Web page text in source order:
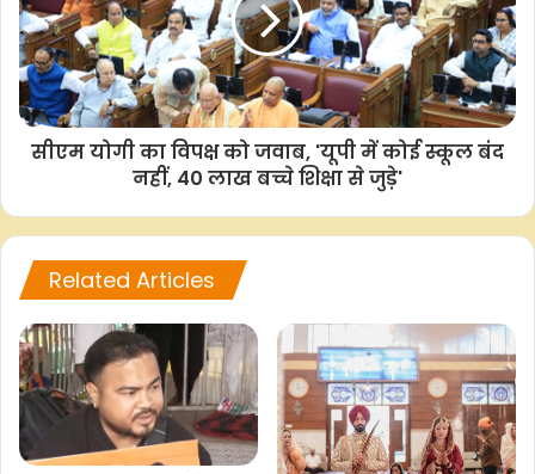
F
a
c
b
o
o
k
W
h
a
s
A
p
p
T
w
i
t
t
e
r
C
o
p
L
i
n
k
S
h
a
e
सीएम योगी का विपक्ष को जवाब, 'यूपी में कोई स्कूल बंद
नहीं, 40 लाख बच्चे शिक्षा से जुड़े'
Related Articles